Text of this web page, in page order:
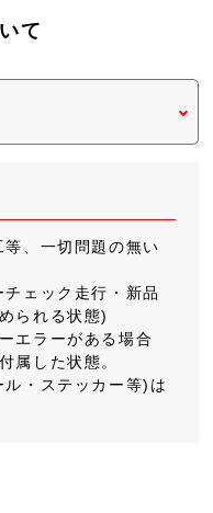
て
、一切問題の無い
ェック走行・新品
られる状態)
エラーがある場合
属した状態。
・ステッカー等)は